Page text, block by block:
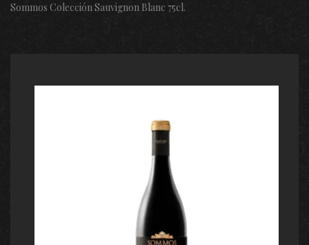
Sommos Colección Sauvignon Blanc 75cl.